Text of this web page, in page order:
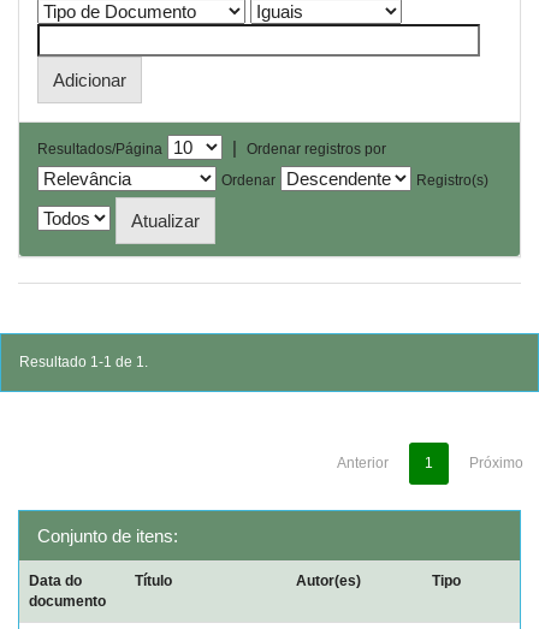
Resultados/Página |
Ordenar registros por
Ordenar
Registro(s)
Resultado 1-1 de 1.
Anterior 1 Próximo
Conjunto de itens:
Data do
documento
Título Autor(es) Tipo